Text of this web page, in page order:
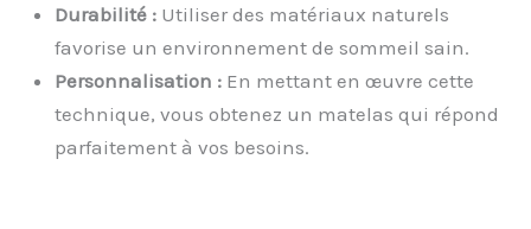
Durabilité : Utiliser des matériaux naturels
favorise un environnement de sommeil sain.
Personnalisation : En mettant en œuvre cette
technique, vous obtenez un matelas qui répond
parfaitement à vos besoins.